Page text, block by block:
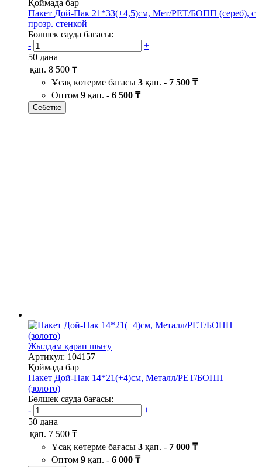
Қоймада бар
Пакет Дой-Пак 21*33(+4,5)см, Мет/PET/БОПП (сереб), с
прозр. стенкой
Бөлшек сауда бағасы:
-
+
50 дана
қап. 8 500 ₸
Ұсақ көтерме бағасы 3 қап. - 7 500 ₸
Оптом 9 қап. - 6 500 ₸
Себетке
Жылдам қарап шығу
Артикул: 104157
Қоймада бар
Пакет Дой-Пак 14*21(+4)см, Металл/PET/БОПП
(золото)
Бөлшек сауда бағасы:
-
+
50 дана
қап. 7 500 ₸
Ұсақ көтерме бағасы 3 қап. - 7 000 ₸
Оптом 9 қап. - 6 000 ₸